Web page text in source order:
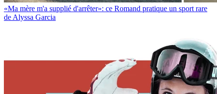
«Ma mère m'a supplié d'arrêter»: ce Romand pratique un sport rare
de Alyssa Garcia